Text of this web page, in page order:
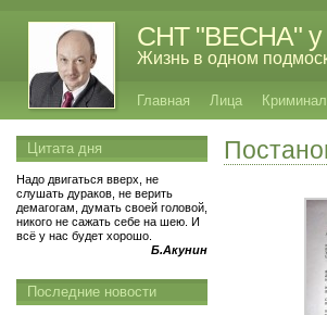
СНТ "ВЕСНА" у
Жизнь в одном
Главная Лица Криминал
Цитата дня
Надо двигаться вверх, не
слушать дураков, не верить
демагогам, думать своей головой,
никого не сажать себе на шею. И
всё у нас будет хорошо.
Б.Акунин
Последние новости